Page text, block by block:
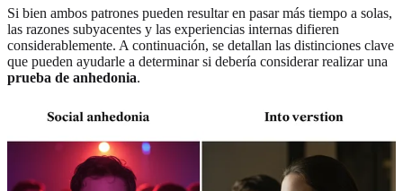
Si bien ambos patrones pueden resultar en pasar más tiempo a solas,
las razones subyacentes y las experiencias internas difieren
considerablemente. A continuación, se detallan las distinciones clave
que pueden ayudarle a determinar si debería considerar realizar una
prueba de anhedonia.